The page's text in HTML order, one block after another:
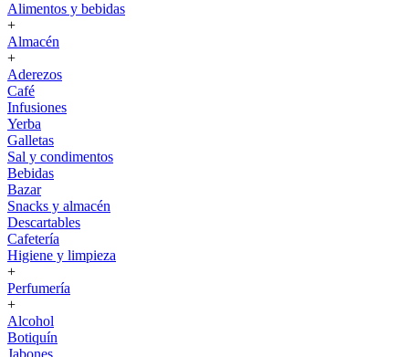
Alimentos y bebidas
+
Almacén
+
Aderezos
Café
Infusiones
Yerba
Galletas
Sal y condimentos
Bebidas
Bazar
Snacks y almacén
Descartables
Cafetería
Higiene y limpieza
+
Perfumería
+
Alcohol
Botiquín
Jabones